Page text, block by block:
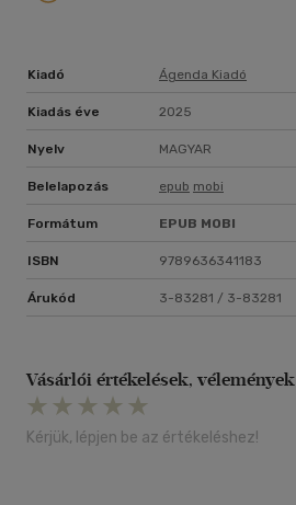
Kiadó Ágenda Kiadó
Kiadás éve 2025
Nyelv MAGYAR
Belelapozás epub mobi
Formátum EPUB MOBI
ISBN 9789636341183
Árukód 3-83281 / 3-83281
Vásárlói értékelések, vélemények
Kérjük, lépjen be az értékeléshez!